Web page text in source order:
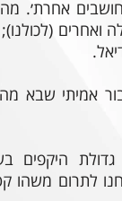
אחרת׳.
ואחרים
אמיתי שבא
היקפים
לתרום משהו